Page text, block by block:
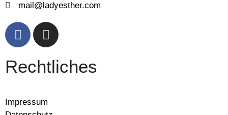
mail@ladyesther.com
Rechtliches
Impressum